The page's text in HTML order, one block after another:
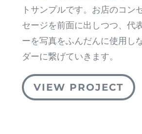
トサンプルです。お店のコン
セージを前面に出しつつ、代
ーを写真をふんだんに使用し
ダーに繋げていきます。
VIEW PROJECT